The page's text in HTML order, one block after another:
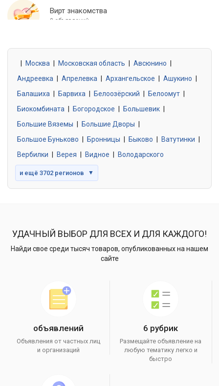
Вирт знакомства
0 объявлений
0 объявлений
Знакомства без обязательств
0 объявлений
Москва Московская область Авсюнино
Андреевка
Апрелевка Архангельское Ашукино
Балашиха
Барвиха Белоозёрский Белоомут
Биокомбината
Богородское Большевик
Большие Вяземы
Большие Дворы
Большое Буньково
Бронницы Быково Ватутинки
Вербилки
Верея Видное Володарского
и ещё 3702 регионов ▼
УДАЧНЫЙ ВЫБОР ДЛЯ ВСЕХ И ДЛЯ КАЖДОГО!
Найди свое среди тысяч товаров, опубликованных на нашем
сайте
объявлений
Объявления от частных лиц
и организаций
6 рубрик
Размещайте объявление на
любую тематику легко и
быстро